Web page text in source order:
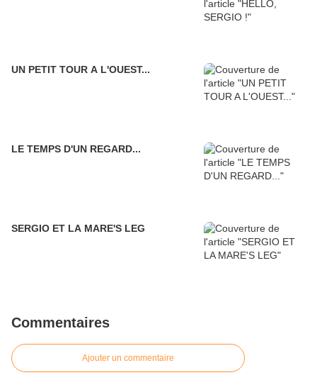
UN PETIT TOUR A L'OUEST...
LE TEMPS D'UN REGARD...
SERGIO ET LA MARE'S LEG
Commentaires
Ajouter un commentaire